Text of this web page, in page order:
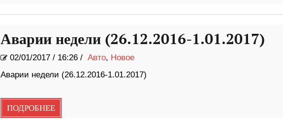
Аварии недели (26.12.2016-1.01.2017)
02/01/2017/ 16:26 / Авто, Новое
Аварии недели (26.12.2016-1.01.2017)
ПОДРОБНЕЕ